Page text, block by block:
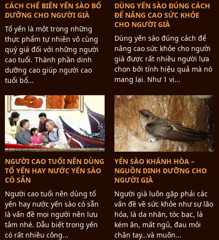
CÁCH CHẾ BIẾN YẾN SÀO BỔ
DƯỠNG CHO NGƯỜI GIÀ
Tổ yến là một trong những
thực phẩm tự nhiên vô cùng
quý giá đối với những người
cao tuổi. Thành phần dinh
dưỡng cao giúp người cao
tuổi bổ...
DÙNG YẾN SÀO ĐÚNG CÁCH
ĐỂ NÂNG CAO SỨC KHỎE
CHO NGƯỜI GIÀ
Dùng yến sào đúng cách để
nâng cao sức khỏe cho người
già được rất nhiều người lựa
chọn bởi tính hiệu quả mà nó
mang lại. Như 1 vị...
NGƯỜI CAO TUỔI NÊN DÙNG
TỔ YẾN HAY NƯỚC YẾN SÀO
CÓ SẴN
Người cao tuổi nên dùng tổ
yến hay nước yến sào có sẵn
là vấn đề mọi người nên lưu
tâm nhé. Dẫu biết trong yến
có rất nhiều công...
YẾN SÀO KHÁNH HÒA –
NGUỒN DINH DƯỠNG CHO
NGƯỜI GIÀ
Người già luôn gặp phải các
vấn đề về sức khỏe như sự lão
hóa, là da nhăn, tóc bạc, là
kém ăn, mất ngủ, đau mỏi
chân tay…và muôn...